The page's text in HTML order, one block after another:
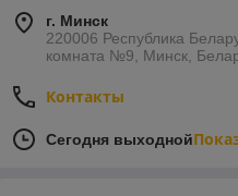
г. Минск
220006 Республика
комната №9, Минск,
Контакты
Сегодня выходной